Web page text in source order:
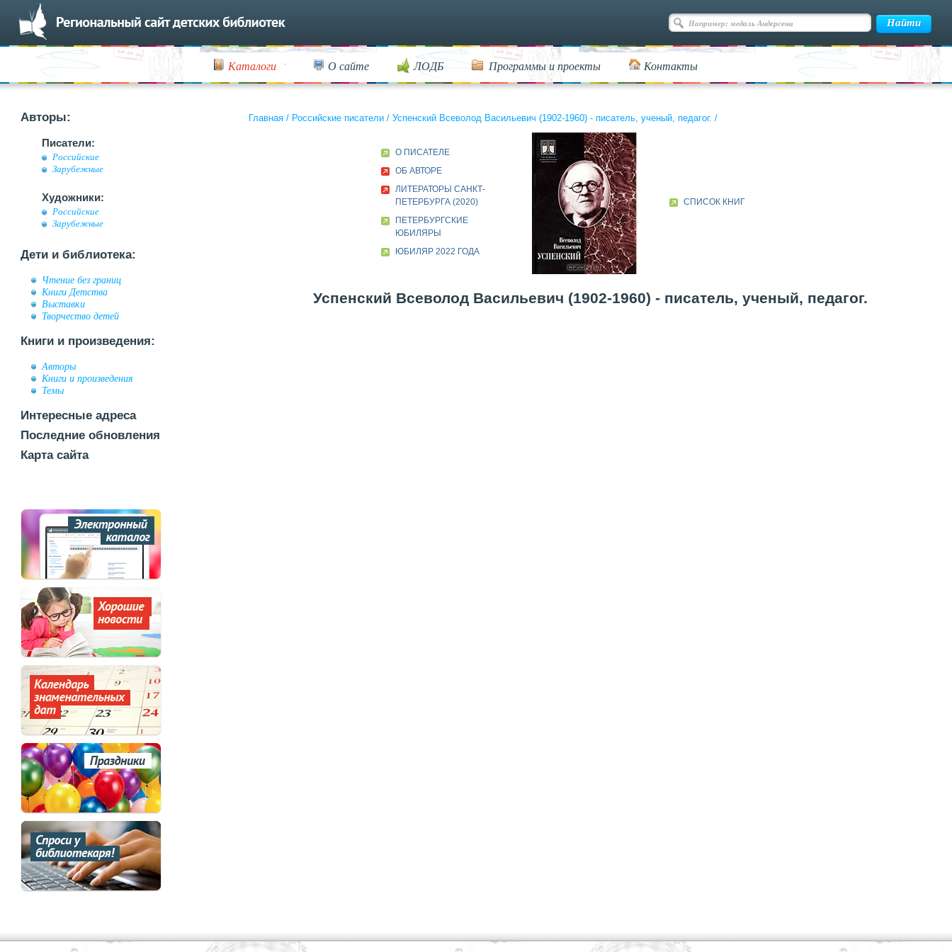
Каталоги О сайте ЛОДБ Программы и проекты Контакты
Авторы:
Писатели:
Российские
Зарубежные
Художники:
Российские
Зарубежные
Дети и библиотека:
Чтение без границ
Книги Детства
Выставки
Творчество детей
Книги и произведения:
Авторы
Книги и произведения
Темы
Интересные адреса
Последние обновления
Карта сайта
Главная / Российские писатели / Успенский Всеволод Васильевич (1902-1960) - писатель, ученый, педагог. /
О ПИСАТЕЛЕ
ОБ АВТОРЕ
ЛИТЕРАТОРЫ САНКТ-
ПЕТЕРБУРГА (2020)
ПЕТЕРБУРГСКИЕ
ЮБИЛЯРЫ
ЮБИЛЯР 2022 ГОДА
СПИСОК КНИГ
Успенский Всеволод Васильевич (1902-1960) - писатель, ученый, педагог.